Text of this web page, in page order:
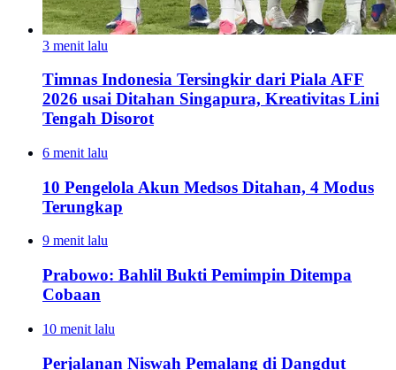
3 menit lalu
Timnas Indonesia Tersingkir dari Piala AFF
2026 usai Ditahan Singapura, Kreativitas Lini
Tengah Disorot
6 menit lalu
10 Pengelola Akun Medsos Ditahan, 4 Modus
Terungkap
9 menit lalu
Prabowo: Bahlil Bukti Pemimpin Ditempa
Cobaan
10 menit lalu
Perjalanan Niswah Pemalang di Dangdut